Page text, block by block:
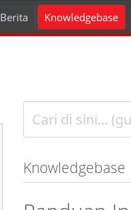
Berita Knowledgebase
Knowledgebase